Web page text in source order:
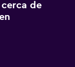
cerca de